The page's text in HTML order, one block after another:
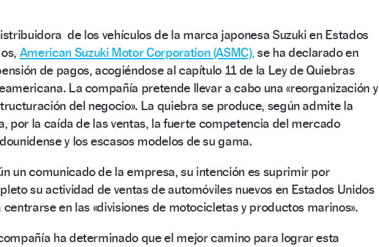
de los vehículos de la marca japonesa Suzuki en Estados
American Suzuki Motor Corporation (ASMC), se ha declarado en
de pagos, acogiéndose al capítulo 11 de la Ley de Quiebras
La compañía pretende llevar a cabo una «reorganización y
del negocio». La quiebra se produce, según admite la
por la caída de las ventas, la fuerte competencia del mercado
y los escasos modelos de su gama.
un comunicado de la empresa, su intención es suprimir por
su actividad de ventas de automóviles nuevos en Estados Unidos
centrarse en las «divisiones de motocicletas y productos marinos».
ha determinado que el mejor camino para lograr esta